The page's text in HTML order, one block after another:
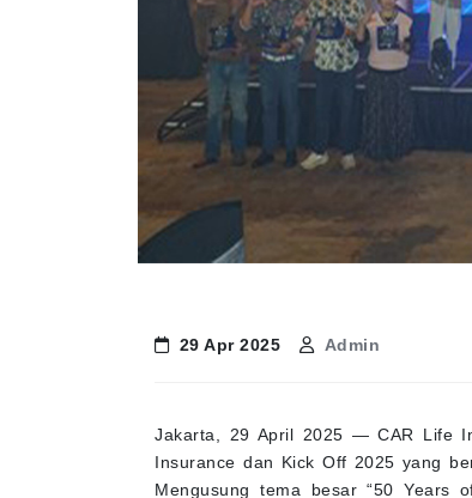
29 Apr 2025 Admin
Jakarta, 29 April 2025 — CAR Life
Insurance dan Kick Off 2025 yang
Mengusung tema besar “50 Years